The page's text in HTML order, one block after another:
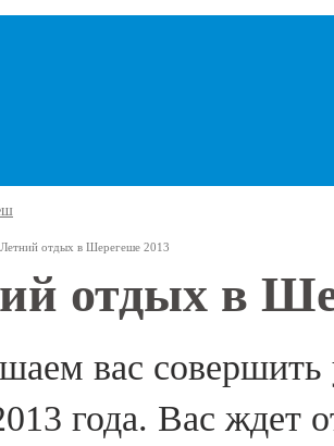
основному
Летний отдых в Шерегеше 2013
отдых в
вас
года. Вас ждет